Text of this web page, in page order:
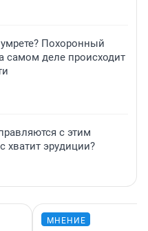
Похоронный
самом деле происходит
с этим
хватит эрудиции?
МНЕНИЕ